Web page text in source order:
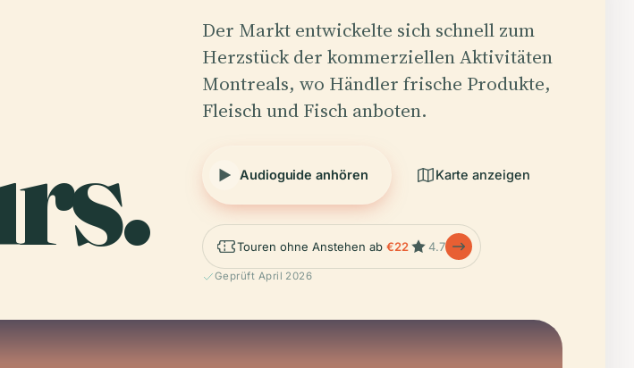
Der Markt entwickelte sich schnell zum
Herzstück der kommerziellen Aktivitäten
Montreals, wo Händler frische Produkte,
Fleisch und Fisch anboten.
Audioguide anhören Karte anzeigen
Touren ohne Anstehen ab €22 4.7
Geprüft April 2026